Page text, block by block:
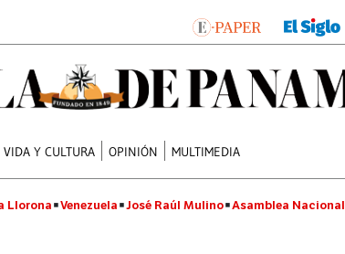
VIDA Y CULTURA OPINIÓN MULTIMEDIA
Llorona Venezuela José Raúl Mulino Asamblea Nacional